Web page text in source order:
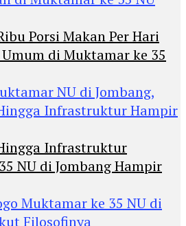
Porsi Makan Per Hari
di Muktamar ke 35
Infrastruktur
NU di Jombang Hampir